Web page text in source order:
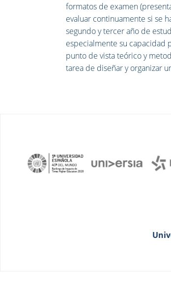
formatos de examen
evaluar continuamente si se
segundo y tercer año de
especialmente su capacidad
punto de vista teórico y
tarea de diseñar y organizar